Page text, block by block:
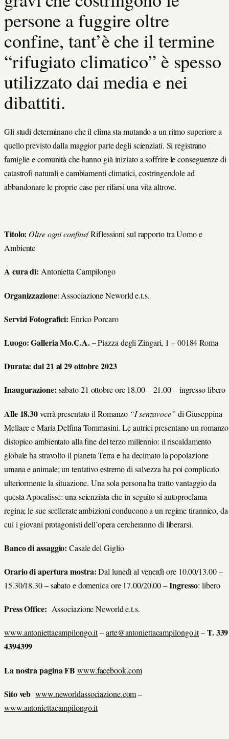
persone a fuggire oltre
confine, tant’è che il termine
“rifugiato climatico” è spesso
utilizzato dai media e nei
dibattiti.
Gli studi determinano che il clima sta mutando a un ritmo superiore a
quello previsto dalla maggior parte degli scienziati. Si registrano
famiglie e comunità che hanno già iniziato a soffrire le conseguenze di
catastrofi naturali e cambiamenti climatici, costringendolead
abbandonare le proprie case per rifarsi una vita altrove.
Titolo: Oltre ogni confine/Riflessioni sul rapporto tra Uomo e
Ambiente
A cura di: Antonietta Campilongo
Organizzazione: Associazione Neworlde.t.s.
Servizi Fotografici: Enrico Porcaro
Luogo:Galleria Mo.C.A. –Piazza degli Zingari, 1 – 00184 Roma
Durata: dal 21 al 29 ottobre 2023
Inaugurazione: sabato 21 ottobre ore 18.00 – 21.00 – ingresso libero
Alle 18.30verrà presentato il Romanzo “I senzavoce” di Giuseppina
Mellace e Maria Delfina Tommasini. Le autrici presentano un romanzo
distopico ambientato alla fine del terzo millennio: il riscaldamento
globale ha stravolto il pianeta Terra e ha decimato la popolazione
umana e animale; un tentativo estremo di salvezza ha poi complicato
ulteriormente la situazione. Una sola persona ha tratto vantaggio da
questa Apocalisse: una scienziata che in seguito si autoproclama
regina; le sue scellerate ambizioni conducono a un regime tirannico, da
cui i giovani protagonisti dell’opera cercheranno di liberarsi.
Banco di assaggio:Casale del Giglio
Orario di apertura mostra:Dal lunedì al venerdì ore 10.00/13.00 –
15.30/18.30 – sabato e domenica ore 17.00/20.00 –Ingresso: libero
Press Office: Associazione Neworlde.t.s.
www.antoniettacampilongo.it–arte@antoniettacampilongo.it–T. 339
4394399
La nostra pagina FB www.facebook.com
Sito veb www.neworldassociazione.com–
www.antoniettacampilongo.it